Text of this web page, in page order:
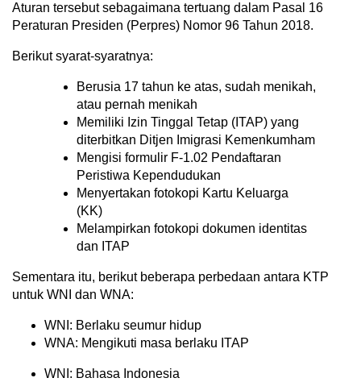
Aturan tersebut sebagaimana tertuang dalam Pasal 16
Peraturan Presiden (Perpres) Nomor 96 Tahun 2018.
Berikut syarat-syaratnya:
Berusia 17 tahun ke atas, sudah menikah,
atau pernah menikah
Memiliki Izin Tinggal Tetap (ITAP) yang
diterbitkan Ditjen Imigrasi Kemenkumham
Mengisi formulir F-1.02 Pendaftaran
Peristiwa Kependudukan
Menyertakan fotokopi Kartu Keluarga
(KK)
Melampirkan fotokopi dokumen identitas
dan ITAP
Sementara itu, berikut beberapa perbedaan antara KTP
untuk WNI dan WNA:
WNI: Berlaku seumur hidup
WNA: Mengikuti masa berlaku ITAP
WNI: Bahasa Indonesia